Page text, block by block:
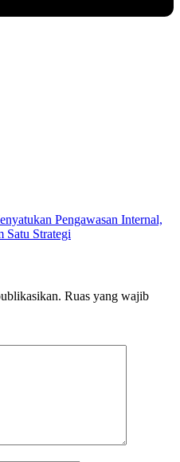
Pengawasan Internal,
Satu Strategi
Ruas yang wajib